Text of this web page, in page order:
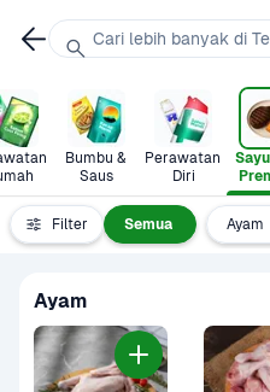
Bumbu &
Saus
Perawatan
Diri
Filter Semua Ayam
Cari lebih banyak di